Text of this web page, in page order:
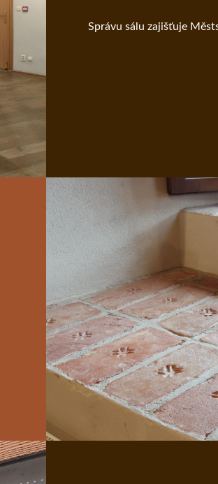
Správu sálu zajišťuje